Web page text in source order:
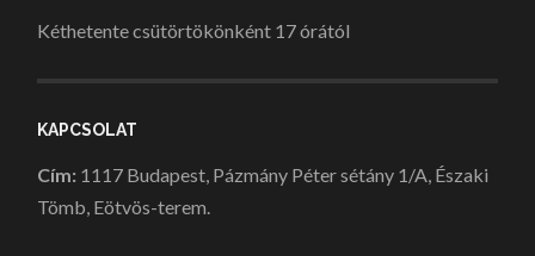
Kéthetente csütörtökönként 17 órától
KAPCSOLAT
Cím: 1117 Budapest, Pázmány Péter sétány 1/A, Északi
Tömb, Eötvös-terem.